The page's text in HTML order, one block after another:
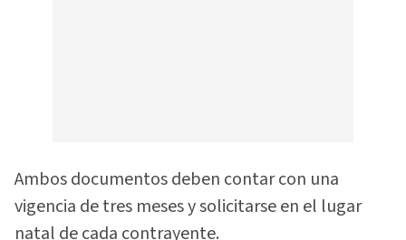
Ambos documentos deben contar con una
vigencia de tres meses y solicitarse en el lugar
natal de cada contrayente.